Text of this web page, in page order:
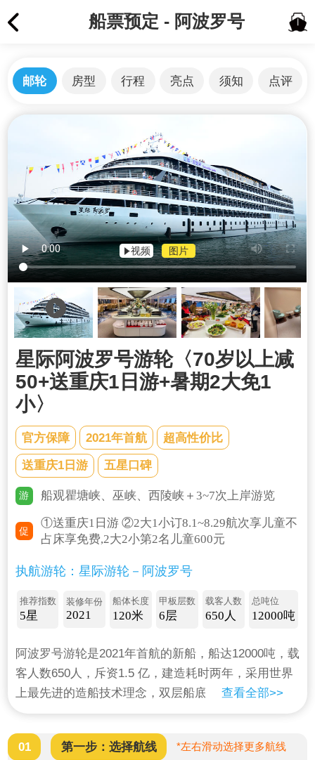
船票预定 - 阿波罗号
邮轮 房型 行程 亮点 须知 点评
视频 图片
星际阿波罗号游轮〈70岁以上减
50+送重庆1日游+暑期2大免1
小〉
官方保障 2021年首航 超高性价比
送重庆1日游 五星口碑
游 船观瞿塘峡、巫峡、西陵峡＋3~7次上岸游览
促
①送重庆1日游 ②2大1小订8.1~8.29航次享儿童不
占床享免费,2大2小第2名儿童600元
执航游轮：星际游轮－阿波罗号
推荐指数
5星
装修年份
2021
船体长度
120米
甲板层数
6层
载客人数
650人
总吨位
12000吨
阿波罗号游轮是2021年首航的新船，船达12000吨，载
客人数650人，斥资1.5 亿，建造耗时两年，采用世界
上最先进的造船技术理念，双层船底确保航行安全，
按照海洋邮轮理念设计，中庭2 部双向垂直电梯，多
种房型自由选择，高端的布局和古希腊装饰风格，被
誉为长江三峡上的“典藏珍品”。船长1 2 8 米、宽1 9
查看全部>>
01 第一步：选择航线 *左右滑动选择更多航线